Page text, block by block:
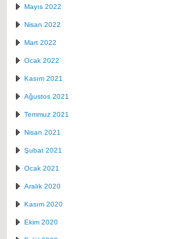
Mayıs 2022
Nisan 2022
Mart 2022
Ocak 2022
Kasım 2021
Ağustos 2021
Temmuz 2021
Nisan 2021
Şubat 2021
Ocak 2021
Aralık 2020
Kasım 2020
Ekim 2020